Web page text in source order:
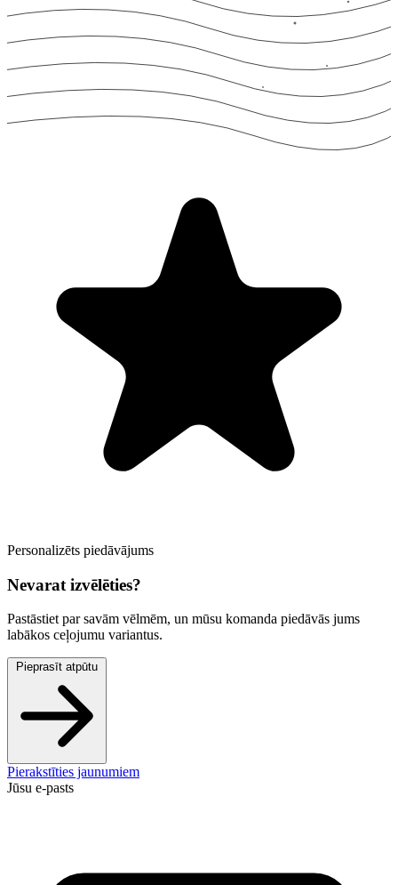
Personalizēts piedāvājums
Nevarat izvēlēties?
Pastāstiet par savām vēlmēm, un mūsu komanda piedāvās jums
labākos ceļojumu variantus.
Pieprasīt atpūtu
Pierakstīties jaunumiem
Jūsu e-pasts